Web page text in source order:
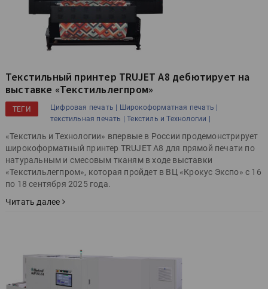
Текстильный принтер TRUJET A8 дебютирует на
выставке «Текстильлегпром»
ТЕГИ Цифровая печать | Широкоформатная печать |
текстильная печать | Текстиль и Технологии |
«Текстиль и Технологии» впервые в России продемонстрирует
широкоформатный принтер TRUJET A8 для прямой печати по
натуральным и смесовым тканям в ходе выставки
«Текстильлегпром», которая пройдет в ВЦ «Крокус Экспо» с 16
по 18 сентября 2025 года.
Читать далее